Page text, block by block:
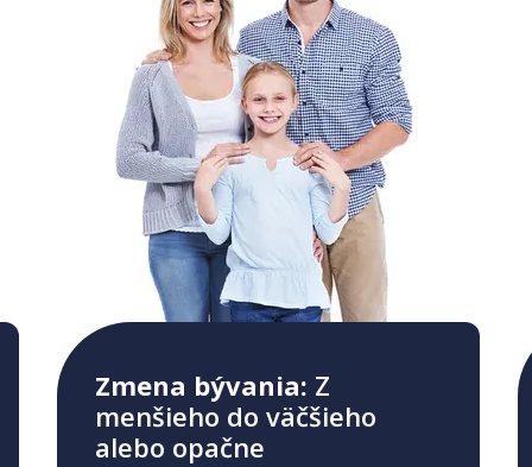
Zmena bývania: Z
menšieho do väčšieho
alebo opačne